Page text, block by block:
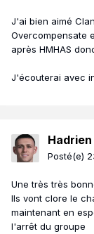
J'ai bien aimé
Overcompensate
après HMHAS
J'écouterai avec
Hadrien
Posté(e)
Une très très
Ils vont clore le
maintenant en
l'arrêt du groupe